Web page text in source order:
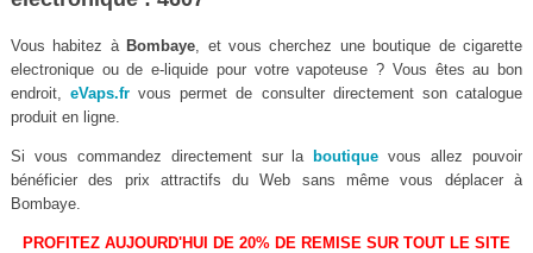
Vous habitez à Bombaye , et vous cherchez une boutique de cigarette
electronique ou de e-liquide pour votre vapoteuse ? Vous êtes au bon
endroit,eVaps.fr vous permet de consulter directement son catalogue
produit en ligne.
Si vous commandez directement sur la boutique vous allez pouvoir
bénéficier des prix attractifs du Web sans même vous déplacer à
Bombaye.
PROFITEZ AUJOURD'HUI DE 20% DE REMISE SUR TOUT LE SITE